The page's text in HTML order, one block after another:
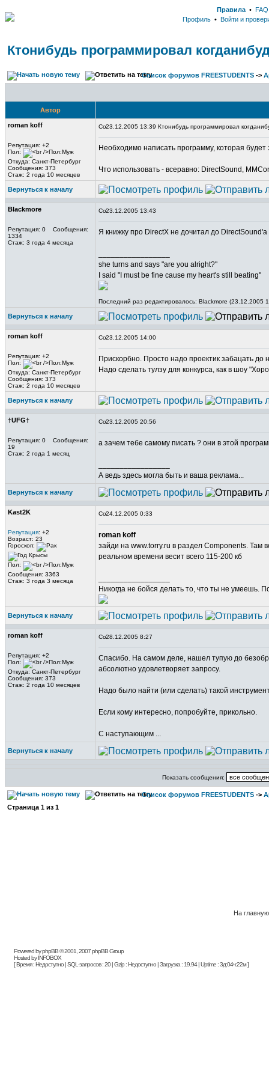
Правила • FAQ
Профиль • Войти и
Ктонибудь программировал
Список форумов FREESTUDENTS ->
Автор
roman koff
Репутация: +2
Пол:
Откуда: Санкт-Петербург
Сообщения: 373
Стаж: 2 года 10 месяцев
23.12.2005 13:39 Ктонибудь программировал
Необходимо написать программу, которая
Что использовать - всеравно: DirectSound,
Вернуться к началу
Blackmore
Репутация: 0 Сообщения:
1334
Стаж: 3 года 4 месяца
23.12.2005 13:43
Я книжку про DirectX не дочитал до DirectSound'a
she turns and says "are you alright?"
I said "I must be fine cause my heart's still beating"
Последний раз редактировалось: Blackmore (23.12.2005
Вернуться к началу
roman koff
Репутация: +2
Пол:
Откуда: Санкт-Петербург
Сообщения: 373
Стаж: 2 года 10 месяцев
23.12.2005 14:00
Прискорбно. Просто надо проектик забацать до
Надо сделать тулзу для конкурса, как в шоу
Вернуться к началу
†UFG†
Репутация: 0 Сообщения:
19
Стаж: 2 года 1 месяц
23.12.2005 20:56
а зачем тебе самому писать ? они в этой
А ведь здесь могла быть и ваша реклама...
Вернуться к началу
Kast2K
Репутация: +2
Возраст: 23
Гороскоп:
Пол:
Сообщения: 3363
Стаж: 3 года 3 месяца
24.12.2005 0:33
roman koff
зайди на www.torry.ru в раздел Components. Там
реальном времени весит всего 115-200 кб
Никогда не бойся делать то, что ты не умеешь.
Вернуться к началу
roman koff
Репутация: +2
Пол:
Откуда: Санкт-Петербург
Сообщения: 373
Стаж: 2 года 10 месяцев
28.12.2005 8:27
Спасибо. На самом деле, нашел тупую до
абсолютно удовлетворяет запросу.
Надо было найти (или сделать) такой
Если кому интересно, попробуйте, прикольно.
С наступающим ...
Вернуться к началу
Показать сообщения:
Список форумов FREESTUDENTS ->
Страница 1 из 1
На
Powered by phpBB © 2001, 2007 phpBB Group
Hosted by INFOBOX
[ Время : Недоступно | SQL-запросов : 20 | Gzip : Недоступно | Загрузка : 19.94 | Uptime : 3д:04ч:22м ]